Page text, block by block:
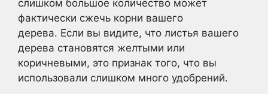
слишком большое количество может
фактически сжечь корни вашего
дерева. Если вы видите, что листья вашего
дерева становятся желтыми или
коричневыми, это признак того, что вы
использовали слишком много удобрений.